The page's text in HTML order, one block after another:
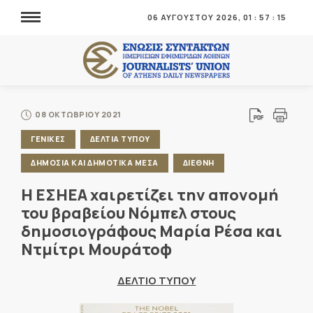
06 ΑΥΓΟΥΣΤΟΥ 2026, 01 : 57 : 15
08 ΟΚΤΩΒΡΙΟΥ 2021
ΓΕΝΙΚΕΣ ΔΕΛΤΙΑ ΤΥΠΟΥ
ΔΗΜΟΣΙΑ ΚΑΙ ΔΗΜΟΤΙΚΑ ΜΕΣΑ ΔΙΕΘΝΗ
Η ΕΣΗΕΑ χαιρετίζει την απονομή
του βραβείου Νόμπελ στους
δημοσιογράφους Μαρία Ρέσα και
Ντμίτρι Μουράτοφ
ΔΕΛΤΙΟ ΤΥΠΟΥ